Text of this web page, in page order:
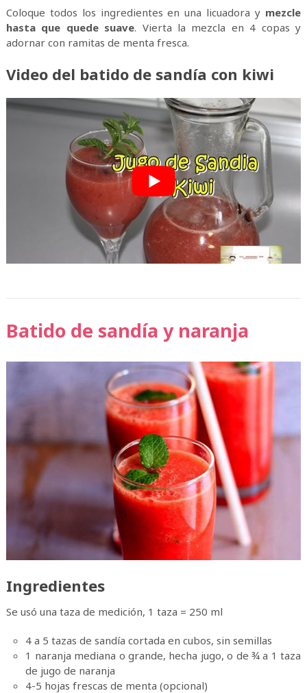
Coloque todos los ingredientes en una licuadora y mezcle
hasta que quede suave. Vierta la mezcla en 4 copas y
adornar con ramitas de menta fresca.
Video del batido de sandía con kiwi
Batido de sandía y naranja
Ingredientes
Se usó una taza de medición, 1 taza = 250 ml
4 a 5 tazas de sandía cortada en cubos, sin semillas
1 naranja mediana o grande, hecha jugo, o de ¾ a 1 taza
de jugo de naranja
4-5 hojas frescas de menta (opcional)